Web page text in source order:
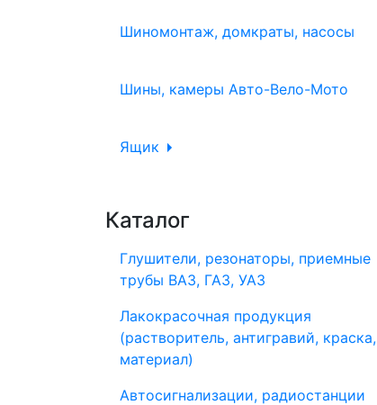
Шиномонтаж, домкраты, насосы
Шины, камеры Авто-Вело-Мото
Ящик
Каталог
Глушители, резонаторы, приемные
трубы ВАЗ, ГАЗ, УАЗ
Лакокрасочная продукция
(растворитель, антигравий, краска,
материал)
Автосигнализации, радиостанции